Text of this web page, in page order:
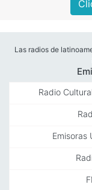
Las radios de
Radio
Emisoras